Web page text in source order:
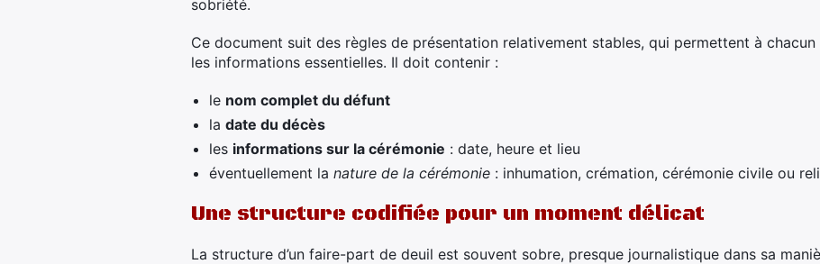
sobriété.
Ce document suit des règles de présentation relativement stables, qui permettent à
les informations essentielles. Il doit contenir :
le nom complet du défunt
la date du décès
les informations sur la cérémonie : date, heure et lieu
éventuellement la nature de la cérémonie : inhumation, crémation, cérémonie civile ou
Une structure codifiée pour un moment délicat
La structure d’un faire-part de deuil est souvent sobre, presque journalistique dans sa